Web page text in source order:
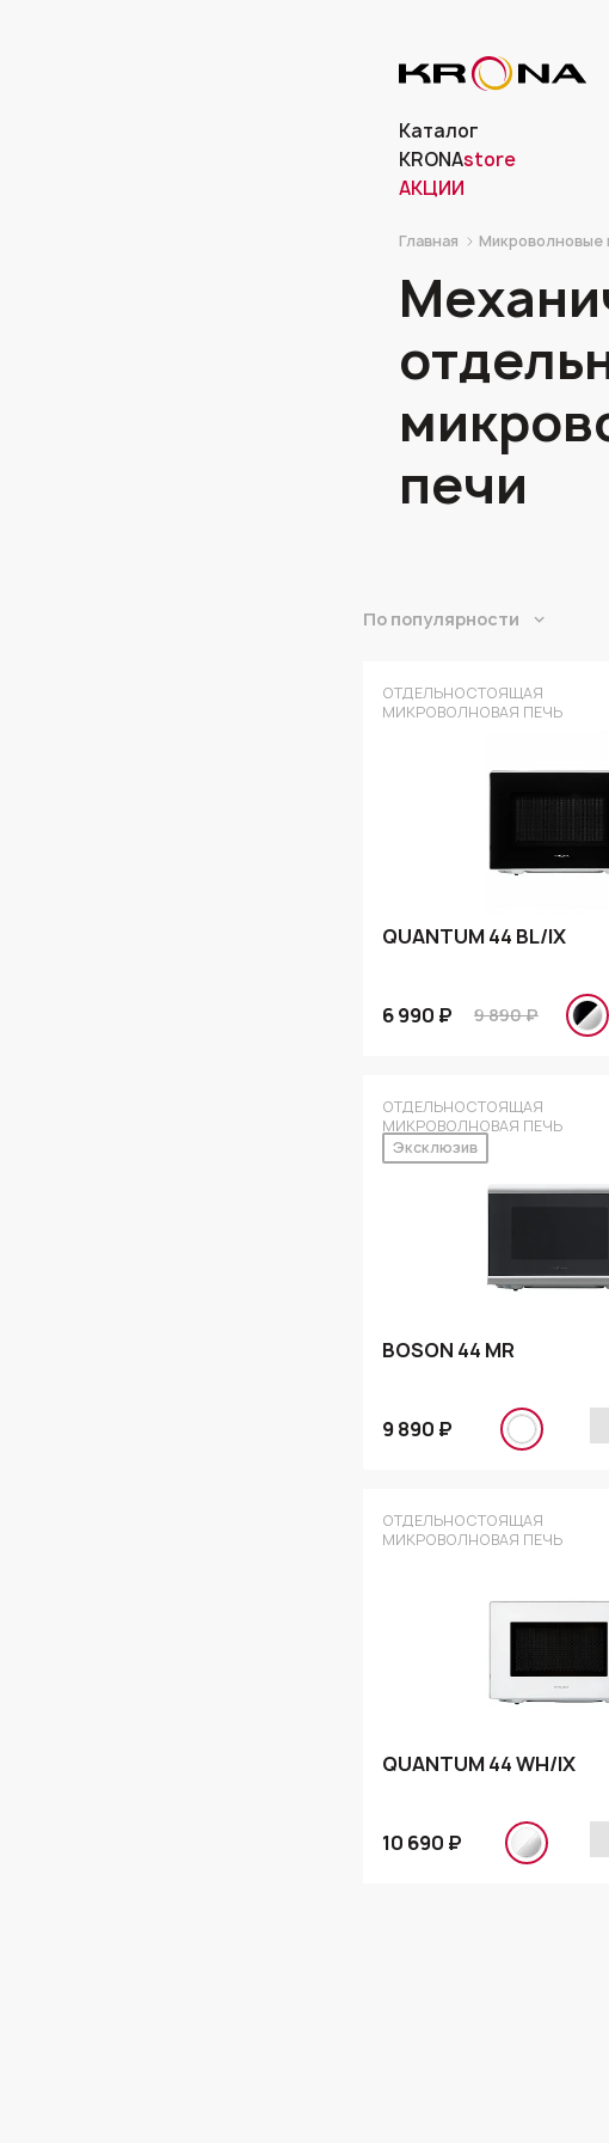
Каталог
KRONAstore
АКЦИИ
Главная Микроволновые
печи
По популярности
ОТДЕЛЬНОСТОЯЩАЯ
МИКРОВОЛНОВАЯ ПЕЧЬ
QUANTUM 44 BL/IX
6 990 ₽ 9 890 ₽
ОТДЕЛЬНОСТОЯЩАЯ
МИКРОВОЛНОВАЯ ПЕЧЬ
Эксклюзив
BOSON 44 MR
9 890 ₽
ОТДЕЛЬНОСТОЯЩАЯ
МИКРОВОЛНОВАЯ ПЕЧЬ
QUANTUM 44 WH/IX
10 690 ₽